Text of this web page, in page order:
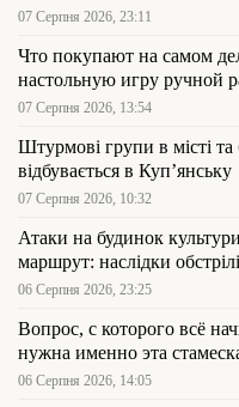
07 Серпня 2026, 23:11
Что покупают на самом
настольную игру ручной
07 Серпня 2026, 13:54
Штурмові групи в місті
відбувається в Куп’янську
07 Серпня 2026, 10:32
Атаки на будинок
маршрут: наслідки
06 Серпня 2026, 23:25
Вопрос, с которого всё
нужна именно эта
06 Серпня 2026, 14:05